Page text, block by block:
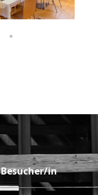
Besucher/in